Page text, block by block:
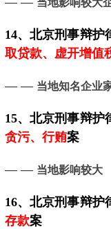
当地影响较大
14、北京刑事辩护
取贷款、虚开增值
— — 当地知名企业
15、北京刑事辩护
贪污、行贿案
— — 当地影响较大
16、北京刑事辩护
存款案